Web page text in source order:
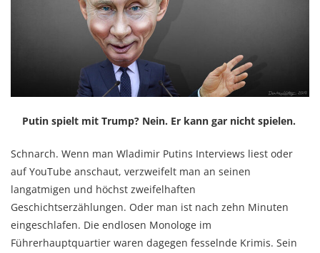
Putin spielt mit Trump? Nein. Er kann gar nicht spielen.
Schnarch. Wenn man Wladimir Putins Interviews liest oder
auf YouTube anschaut, verzweifelt man an seinen
langatmigen und höchst zweifelhaften
Geschichtserzählungen. Oder man ist nach zehn Minuten
eingeschlafen. Die endlosen Monologe im
Führerhauptquartier waren dagegen fesselnde Krimis. Sein